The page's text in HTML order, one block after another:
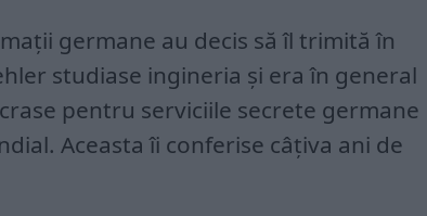
germane au decis să îl trimită în
studiase ingineria și era în general
pentru serviciile secrete germane
Aceasta îi conferise câțiva ani de